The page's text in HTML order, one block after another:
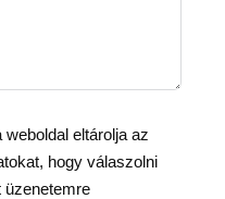
eltárolja az
hogy válaszolni
üzenetemre